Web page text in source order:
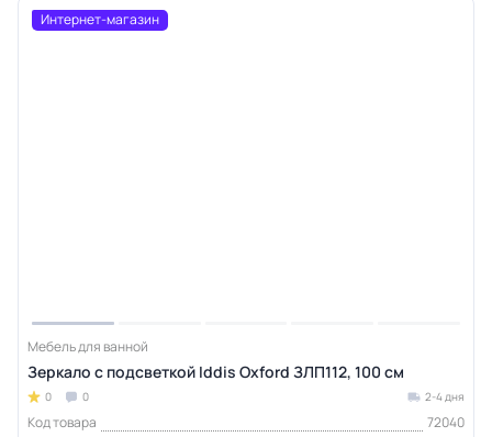
Интернет-магазин
Мебель для ванной
Зеркало с подсветкой Iddis Oxford ЗЛП112, 100 см
0 0 2-4 дня
Код товара
72040